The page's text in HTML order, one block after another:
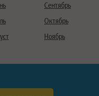
Сентябрь
Октябрь
Ноябрь